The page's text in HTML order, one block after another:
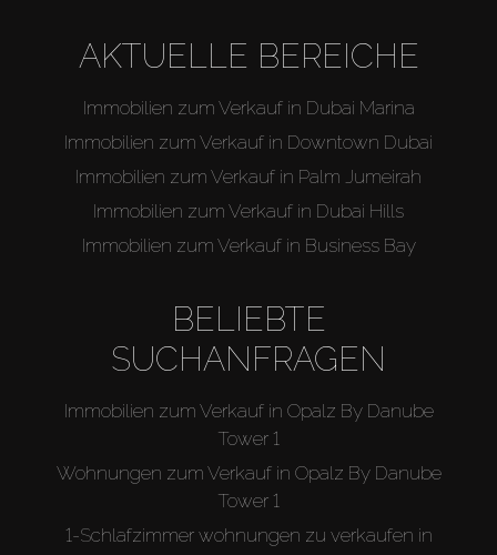
AKTUELLE BEREICHE
Immobilien zum Verkauf in Dubai Marina
Immobilien zum Verkauf in Downtown Dubai
Immobilien zum Verkauf in Palm Jumeirah
Immobilien zum Verkauf in Dubai Hills
Immobilien zum Verkauf in Business Bay
BELIEBTE
SUCHANFRAGEN
Immobilien zum Verkauf in Opalz By Danube
Tower 1
Wohnungen zum Verkauf in Opalz By Danube
Tower 1
1-Schlafzimmer wohnungen zu verkaufen in